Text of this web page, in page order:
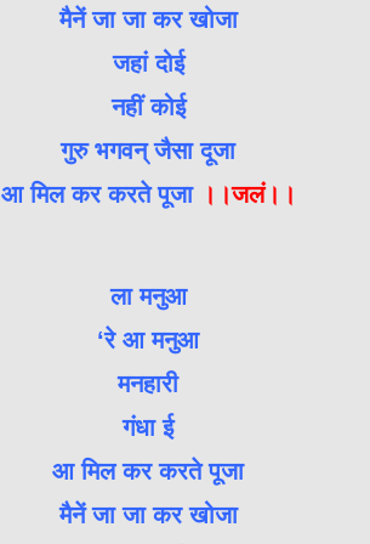
मैनें जा जा कर खोजा
जहां दोई
नहीं कोई
गुरु भगवन् जैसा दूजा
आ मिल कर करते पूजा।।जलं।।
ला मनुआ
‘रे आ मनुआ
मनहारी
गंधा ई
आ मिल कर करते पूजा
मैनें जा जा कर खोजा